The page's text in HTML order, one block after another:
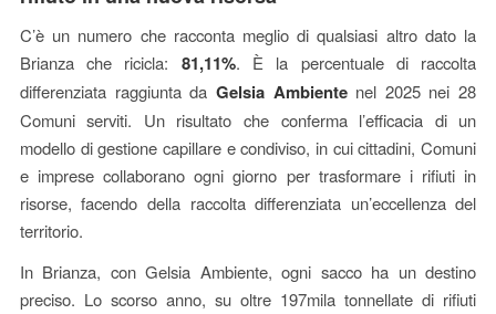
C’è un numero che racconta meglio di qualsiasi altro dato la
Brianza che ricicla: 81,11%. È la percentuale di raccolta
differenziata raggiunta da Gelsia Ambientenel 2025 nei 28
Comuni serviti. Un risultato che conferma l’efficacia di un
modello di gestione capillare e condiviso, in cui cittadini, Comuni
e imprese collaborano ogni giorno per trasformare i rifiuti in
risorse, facendo della raccolta differenziata un’eccellenza del
territorio.
In Brianza, con Gelsia Ambiente, ogni sacco ha un destino
preciso. Lo scorso anno, su oltre 197mila tonnellate di rifiuti